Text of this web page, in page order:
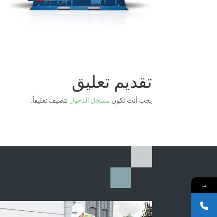
تقديم تعليق
يجب أنت تكون مسجل الدخول لتضيف تعليقاً.
→